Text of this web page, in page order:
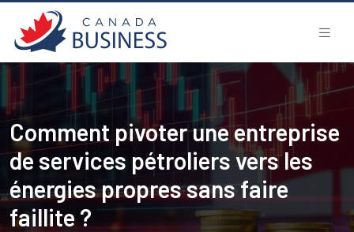
Comment pivoter une entreprise
de services pétroliers vers les
énergies propres sans faire
faillite ?